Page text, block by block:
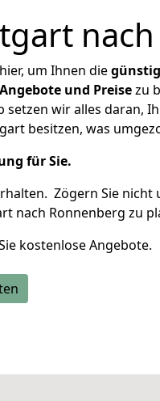
um Ihnen die
und Preisezu
wir alles daran,
besitzen, was
für Sie.
Zögern Sie nicht
nach Ronnenberg zu
kostenlose Angebote.